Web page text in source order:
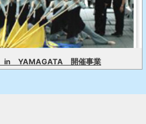
in YAMAGATA 開催事業